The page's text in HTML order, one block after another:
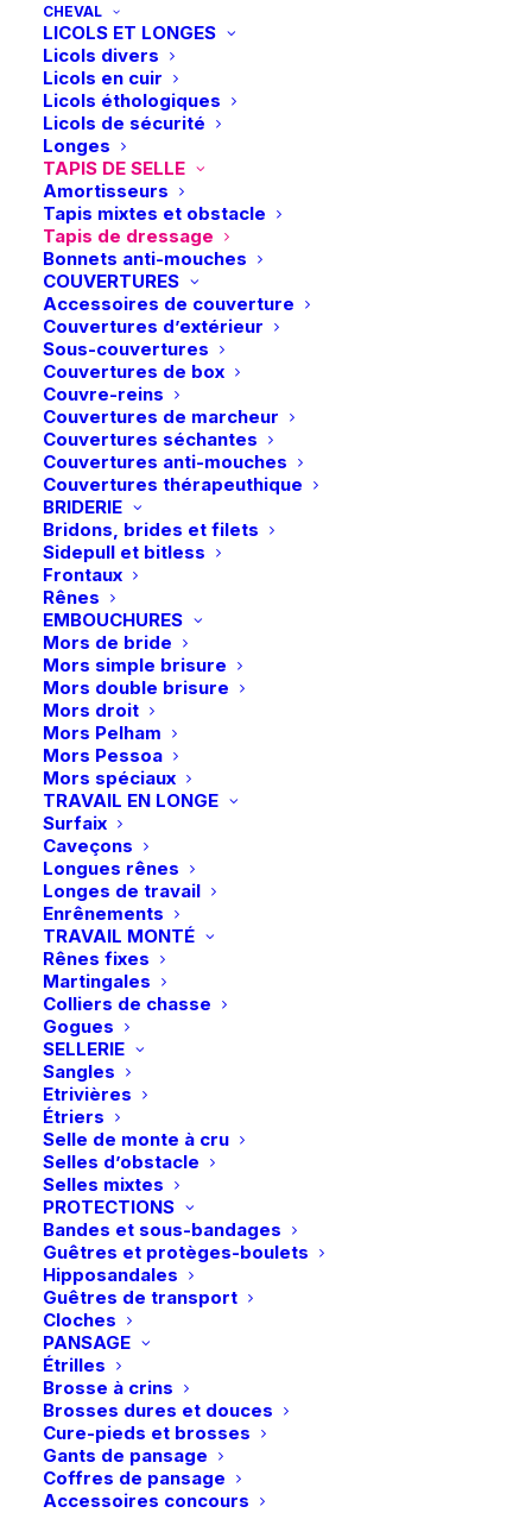
CHEVAL
LICOLS ET LONGES
Licols divers
Licols en cuir
Licols éthologiques
Licols de sécurité
Longes
TAPIS DE SELLE
Amortisseurs
Tapis mixtes et obstacle
Tapis de dressage
Bonnets anti-mouches
COUVERTURES
Accessoires de couverture
Couvertures d’extérieur
Sous-couvertures
Couvertures de box
Couvre-reins
Couvertures de marcheur
Couvertures séchantes
Couvertures anti-mouches
Couvertures thérapeuthique
BRIDERIE
Bridons, brides et filets
Sidepull et bitless
Frontaux
Rênes
EMBOUCHURES
Mors de bride
Mors simple brisure
Mors double brisure
Mors droit
Mors Pelham
Mors Pessoa
Mors spéciaux
TRAVAIL EN LONGE
Surfaix
Caveçons
Longues rênes
Longes de travail
Enrênements
TRAVAIL MONTÉ
Rênes fixes
Martingales
Colliers de chasse
Gogues
SELLERIE
Sangles
Etrivières
Étriers
Selle de monte à cru
Selles d’obstacle
Selles mixtes
PROTECTIONS
Bandes et sous-bandages
Guêtres et protèges-boulets
Hipposandales
Guêtres de transport
Cloches
PANSAGE
Étrilles
Brosse à crins
Brosses dures et douces
Cure-pieds et brosses
Gants de pansage
Coffres de pansage
Accessoires concours
Accueil Boutique
Cheval
Eskadron | Tapis de dressage Sparkle Jewel Platinum 26
– Slate Blue
Eskadron | Tapis de dressage Sparkle
Jewel Platinum 26 – Slate Blue
84,95€
Tapis de dressage Sparkle Jewel Platinum – Élégance,
maintien et confort
Taille
Full
Effacer
quantité
de
Eskadron
|
Tapis
de
dressage
Sparkle
Jewel
Platinum
26
-
Slate
Blue
Livraison gratuite à partir de 99 euros
Échange gratuit pendant 14 jours
Retrait gratuit en magasin
Paiement rapide et sécurisé
Description
Détails
Vous aimerez peut-être aussi